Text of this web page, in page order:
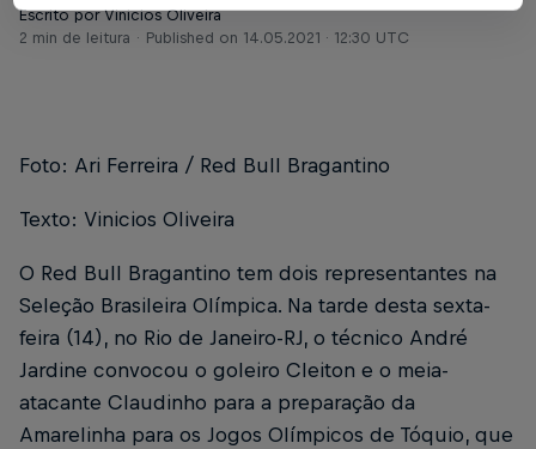
Escrito por Vinicios Oliveira
2 min de leitura
Published on 14.05.2021 · 12:30 UTC
Foto: Ari Ferreira / Red Bull Bragantino
Texto: Vinicios Oliveira
O Red Bull Bragantino tem dois representantes na
Seleção Brasileira Olímpica. Na tarde desta sexta-
feira (14), no Rio de Janeiro-RJ, o técnico André
Jardine convocou o goleiro Cleiton e o meia-
atacante Claudinho para a preparação da
Amarelinha para os Jogos Olímpicos de Tóquio, que